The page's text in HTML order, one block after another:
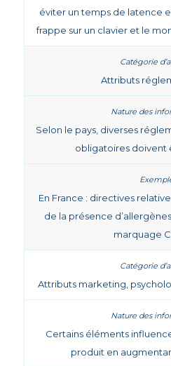
éviter un temps de latence
frappe sur un clavier et le
Attributs
Selon le pays, diverses
obligatoires doivent
En France : directives
de la présence
marquage
Attributs marketing,
Certains éléments
produit en